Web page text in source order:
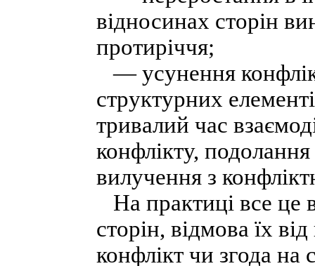
відносинах сторін
протиріччя;
— усунення
структурних
тривалий час
конфлікту,
вилучення з
На практиці все це
сторін, відмова їх
конфлікт чи згода на